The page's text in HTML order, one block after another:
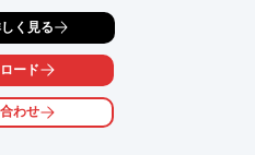
や評価の管理・運用を一元化で
わせください。
わかる
く見る
ード
わせ